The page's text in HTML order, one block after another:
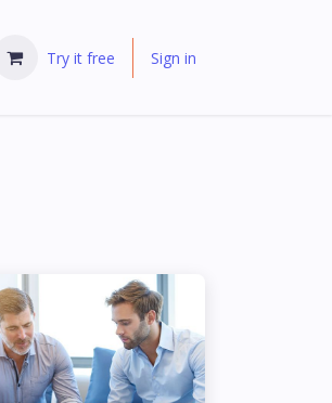
Try it free Sign in